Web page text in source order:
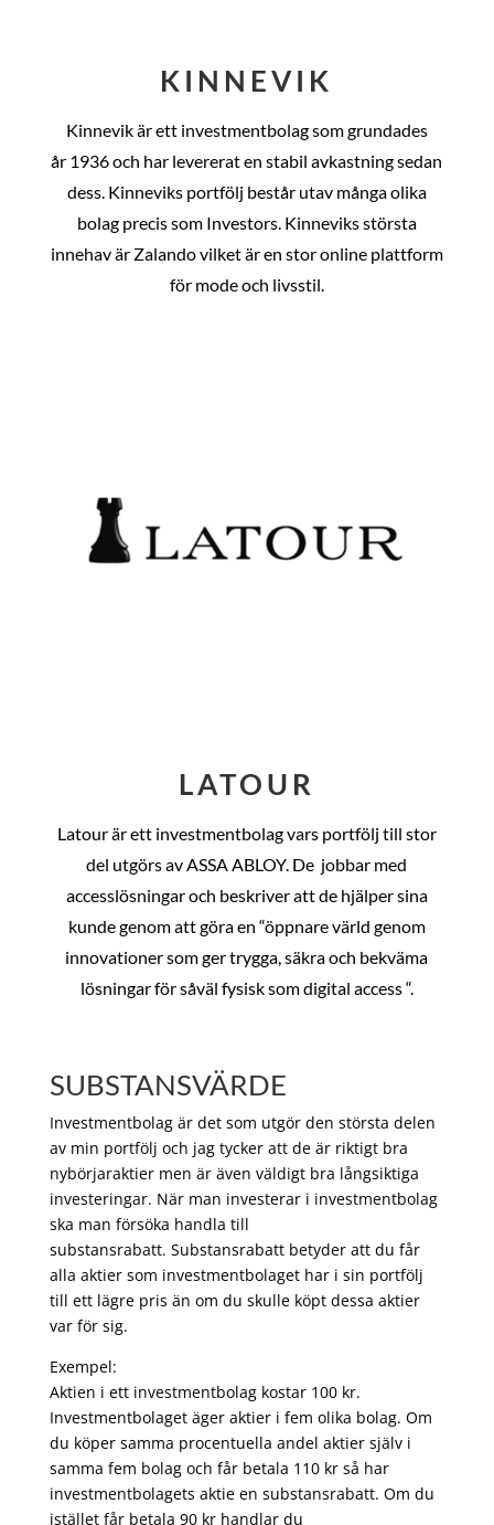
KINNEVIK
Kinnevik är ett investmentbolag som grundades
år 1936 och har levererat en stabil avkastning sedan
dess. Kinneviks portfölj består utav många olika
bolag precis som Investors. Kinneviks största
innehav är Zalando vilket är en stor online plattform
för mode och livsstil.
LATOUR
Latour är ett investmentbolag vars portfölj till stor
del utgörs av ASSA ABLOY. De jobbar med
accesslösningar och beskriver att de hjälper sina
kunde genom att göra en “öppnare värld genom
innovationer som ger trygga, säkra och bekväma
lösningar för såväl fysisk som digital access “.
SUBSTANSVÄRDE
Investmentbolag är det som utgör den största delen
av min portfölj och jag tycker att de är riktigt bra
nybörjaraktier men är även väldigt bra långsiktiga
investeringar. När man investerar i investmentbolag
ska man försöka handla till
substansrabatt. Substansrabatt betyder att du får
alla aktier som investmentbolaget har i sin portfölj
till ett lägre pris än om du skulle köpt dessa aktier
var för sig.
Exempel:
Aktien i ett investmentbolag kostar 100 kr.
Investmentbolaget äger aktier i fem olika bolag. Om
du köper samma procentuella andel aktier själv i
samma fem bolag och får betala 110 kr så har
investmentbolagets aktie en substansrabatt. Om du
istället får betala 90 kr handlar du